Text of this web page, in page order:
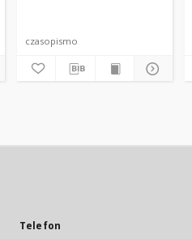
czasopismo
Telefon